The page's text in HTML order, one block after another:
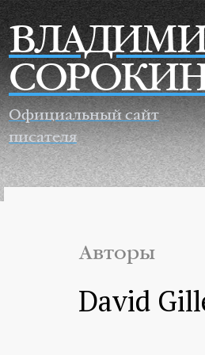
Официальный сайт
писателя
Авторы
David